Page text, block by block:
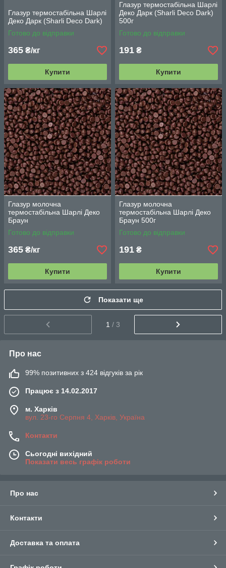
Глазур термостабільна Шарлі
Деко Дарк (Sharli Deco Dark)
Готово до відправки
365 ₴/кг
Купити
Глазур термостабільна Шарлі
Деко Дарк (Sharli Deco Dark)
500г
Готово до відправки
191 ₴
Купити
Глазур молочна
термостабільна Шарлі Деко
Браун
Готово до відправки
365 ₴/кг
Купити
Глазур молочна
термостабільна Шарлі Деко
Браун 500г
Готово до відправки
191 ₴
Купити
Показати ще
1 / 3
Про нас
99% позитивних з 424 відгуків за рік
Працює з 14.02.2017
м. Харків
вул. 23-го Серпня 4, Харків, Україна
Контакти
Сьогодні вихідний
Показати весь графік роботи
Про нас
Контакти
Доставка та оплата